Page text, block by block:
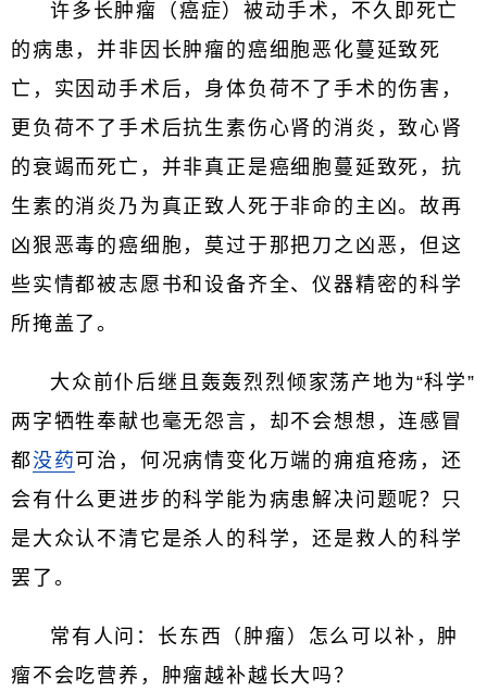
许多长肿瘤（癌症）被动手术，不久即死亡
的病患，并非因长肿瘤的癌细胞恶化蔓延致死
亡，实因动手术后，身体负荷不了手术的伤害，
更负荷不了手术后抗生素伤心肾的消炎，致心肾
的衰竭而死亡，并非真正是癌细胞蔓延致死，抗
生素的消炎乃为真正致人死于非命的主凶。故再
凶狠恶毒的癌细胞，莫过于那把刀之凶恶，但这
些实情都被志愿书和设备齐全、仪器精密的科学
所掩盖了。
大众前仆后继且轰轰烈烈倾家荡产地为“科学”
两字牺牲奉献也毫无怨言，却不会想想，连感冒
都没药 可治，何况病情变化万端的痈疽疮疡，还
会有什么更进步的科学能为病患解决问题呢？只
是大众认不清它是杀人的科学，还是救人的科学
罢了。
常有人问：长东西（肿瘤）怎么可以补，肿
瘤不会吃营养，肿瘤越补越长大吗？